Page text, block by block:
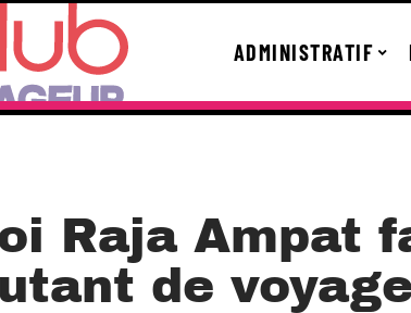
ADMINISTRATIF
Raja Ampat
de